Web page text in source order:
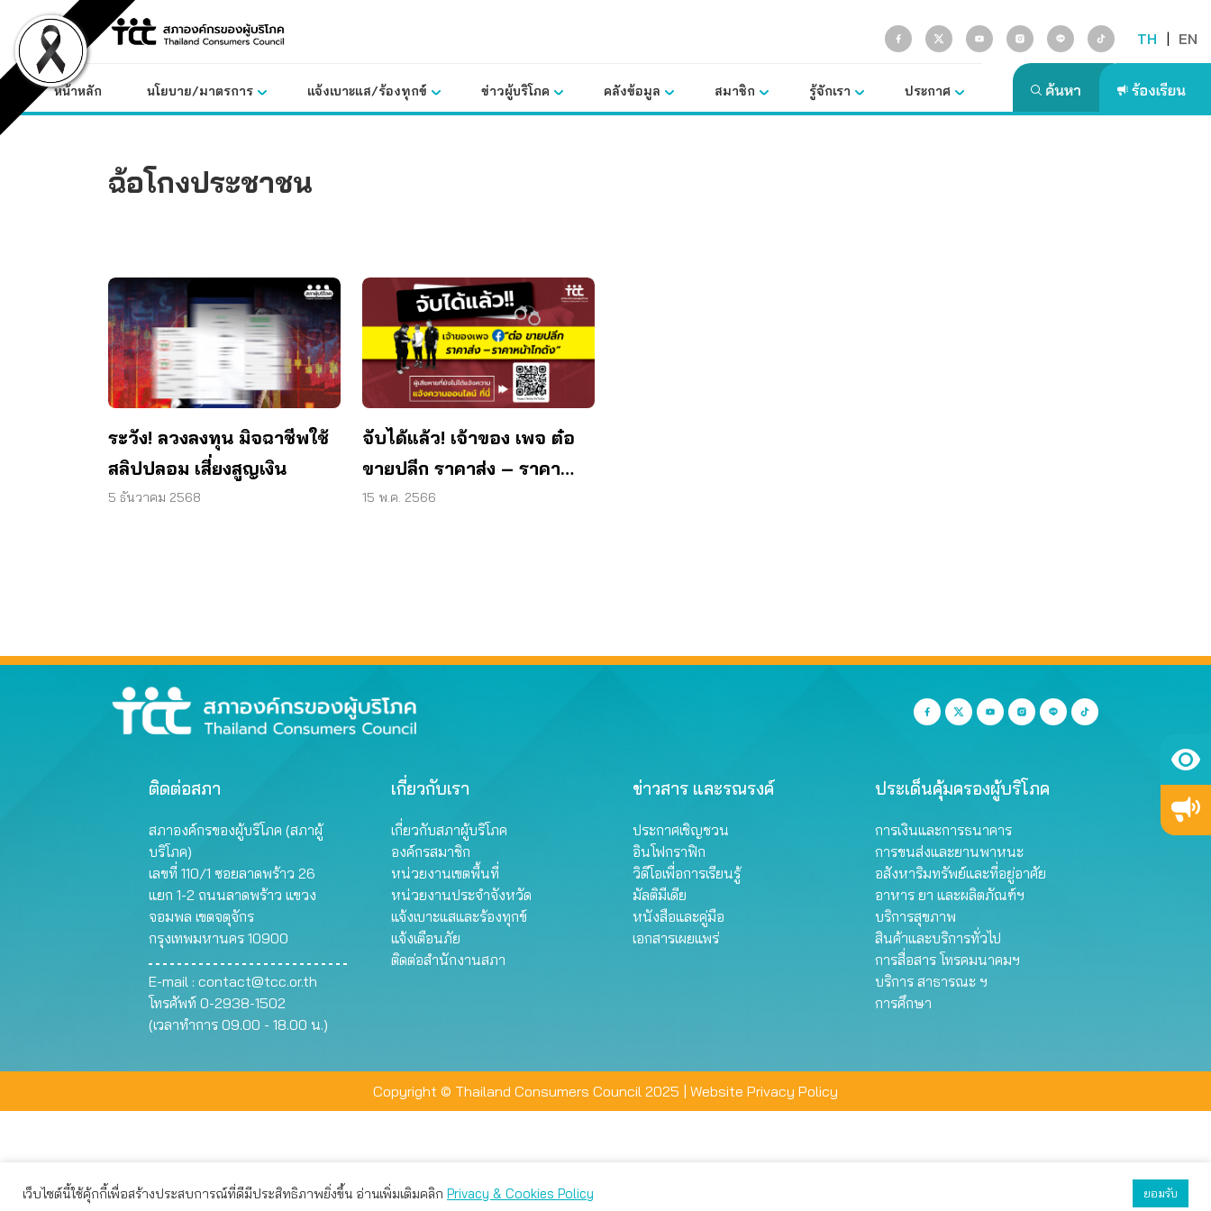
content
TH | EN
หน้าหลัก นโยบาย/มาตรการ แจ้งเบาะแส/ร้องทุกข์ ข่าวผู้บริโภค คลังข้อมูล สมาชิก รู้จักเรา ประกาศ
ฉ้อโกงประชาชน
ระวัง! ลวงลงทุน มิจฉาชีพใช้
สลิปปลอม เสี่ยงสูญเงิน
5 ธันวาคม 2568
จับได้แล้ว! เจ้าของ เพจ ต๋อ
ขายปลีก ราคาส่ง – ราคา
หน้าโกดัง
15 พ.ค. 2566
ติดต่อสภา
สภาองค์กรของผู้บริโภค (สภาผู้
บริโภค)
เลขที่ 110/1 ซอยลาดพร้าว 26
แยก 1-2 ถนนลาดพร้าว แขวง
จอมพล เขตจตุจักร
กรุงเทพมหานคร 10900
E-mail : contact@tcc.or.th
โทรศัพท์ 0-2938-1502
(เวลาทำการ 09.00 - 18.00 น.)
เกี่ยวกับเรา
เกี่ยวกับสภาผู้บริโภค
องค์กรสมาชิก
หน่วยงานเขตพื้นที่
หน่วยงานประจำจังหวัด
แจ้งเบาะแสและร้องทุกข์
แจ้งเตือนภัย
ติดต่อสำนักงานสภา
ข่าวสาร และรณรงค์
ประกาศเชิญชวน
อินโฟกราฟิก
วิดีโอเพื่อการเรียนรู้
มัลติมีเดีย
หนังสือและคู่มือ
เอกสารเผยแพร่
ประเด็นคุ้มครองผู้บริโภค
การเงินและการธนาคาร
การขนส่งและยานพาหนะ
อสังหาริมทรัพย์และที่อยู่อาศัย
อาหาร ยา และผลิตภัณฑ์ฯ
บริการสุขภาพ
สินค้าและบริการทั่วไป
การสื่อสาร โทรคมนาคมฯ
บริการ สาธารณะ ฯ
การศึกษา
Copyright © Thailand Consumers Council 2025 | Website Privacy Policy
เว็บไซต์นี้ใช้คุ้กกี้เพื่อสร้างประสบการณ์ที่ดีมีประสิทธิภาพยิ่งขึ้น อ่านเพิ่มเติมคลิก Privacy & Cookies Policy ยอมรับ
เว็บไซต์นี้ใช้คุกกี้เพื่อมอบประสบการณ์การใช้งานที่ดีให้แก่ท่าน คุณสามารถเลือกตั้งค่าความเป็นส่วนตัวได้